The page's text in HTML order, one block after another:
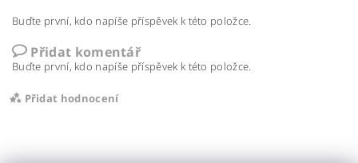
Buďte první, kdo napíše příspěvek k této položce.
Přidat komentář
Buďte první, kdo napíše příspěvek k této položce.
Přidat hodnocení